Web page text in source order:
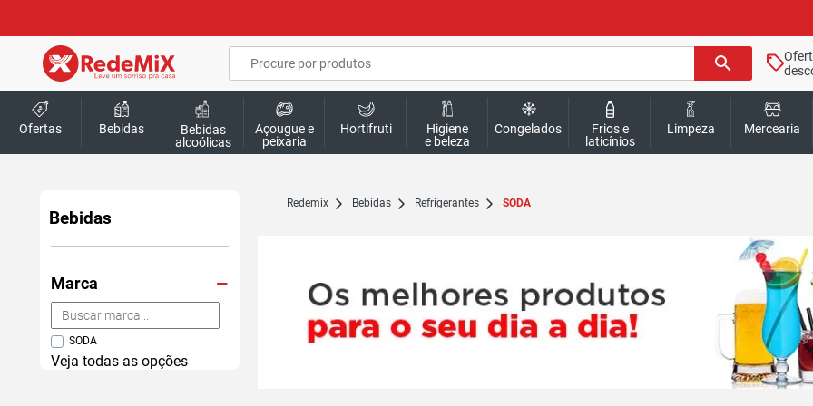
search
Ofertas Bebidas
Bebidas
alcoólicas
Açougue e
peixaria
Hortifruti
Higiene
e beleza
Congelados
Frios e
laticínios
Limpeza Mercearia
Bebidas
Marca
SODA
Veja todas as opções
redemix Bebidas Refrigerantes SODA